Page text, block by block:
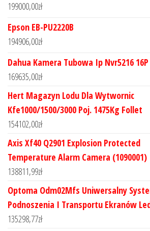
199000,00zł
Epson EB-PU2220B
194906,00zł
Dahua Kamera Tubowa Ip Nvr5216
169635,00zł
Hert Magazyn Lodu Dla Wytwornic
Kfe1000/1500/3000 Poj. 1475Kg Follet
154102,00zł
Axis Xf40 Q2901 Explosion Protected
Temperature Alarm Camera (1090001)
138811,99zł
Optoma Odm02Mfs Uniwersalny
Podnoszenia I Transportu Ekranów
135298,77zł